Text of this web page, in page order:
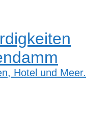
Hotel und Meer.